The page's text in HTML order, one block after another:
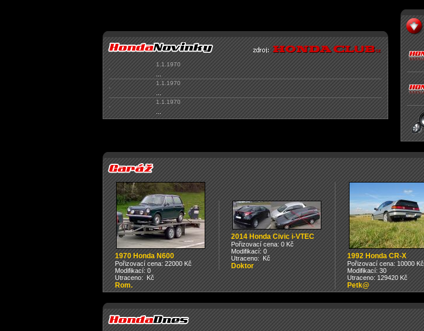
1.1.1970
1.1.1970
1.1.1970
1970 Honda N600
Pořizovací cena: 22000 Kč
Modifikací: 0
Utraceno: Kč
Rom.
2014 Honda Civic i-VTEC
Pořizovací cena: 0 Kč
Modifikací: 0
Utraceno: Kč
Doktor
1992 Honda CR-X
Pořizovací cena: 10000 Kč
Modifikací: 30
Utraceno: 129420 Kč
Petk@